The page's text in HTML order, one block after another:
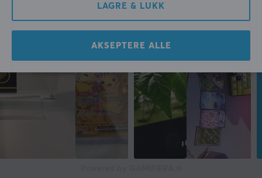
LAGRE & LUKK
AKSEPTERE ALLE